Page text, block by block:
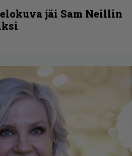
jäi Sam Neillin